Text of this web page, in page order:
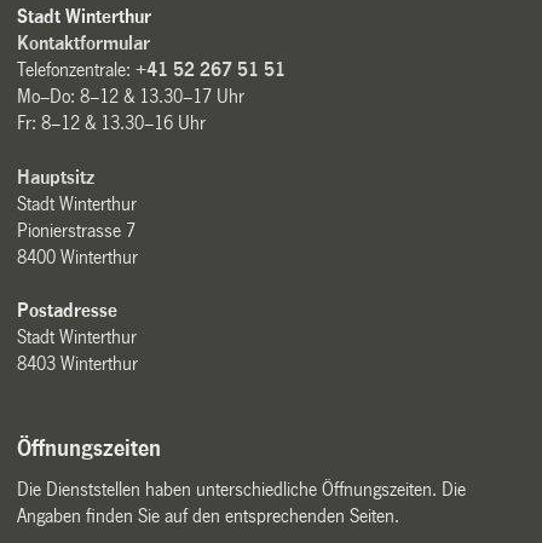
Stadt Winterthur
Kontaktformular
Telefonzentrale:+41 52 267 51 51
Mo–Do: 8–12 & 13.30–17 Uhr
Fr: 8–12 & 13.30–16 Uhr
Hauptsitz
Stadt Winterthur
Pionierstrasse 7
8400 Winterthur
Postadresse
Stadt Winterthur
8403 Winterthur
Öffnungszeiten
Die Dienststellen haben unterschiedliche Öffnungszeiten. Die
Angaben finden Sie auf den entsprechenden Seiten.